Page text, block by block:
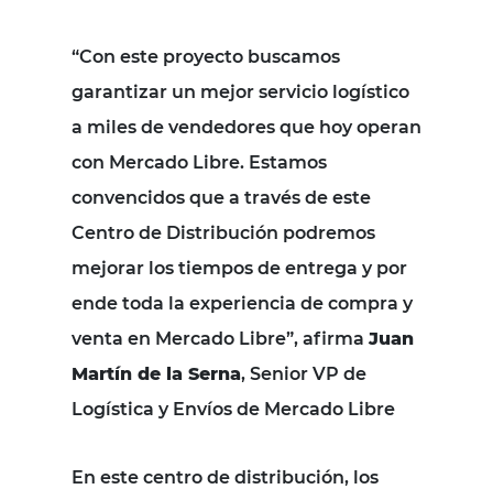
“Con este proyecto buscamos
garantizar un mejor servicio logístico
a miles de vendedores que hoy operan
con Mercado Libre. Estamos
convencidos que a través de este
Centro de Distribución podremos
mejorar los tiempos de entrega y por
ende toda la experiencia de compra y
venta en Mercado Libre”, afirma Juan
Martín de la Serna, Senior VP de
Logística y Envíos de Mercado Libre
En este centro de distribución, los